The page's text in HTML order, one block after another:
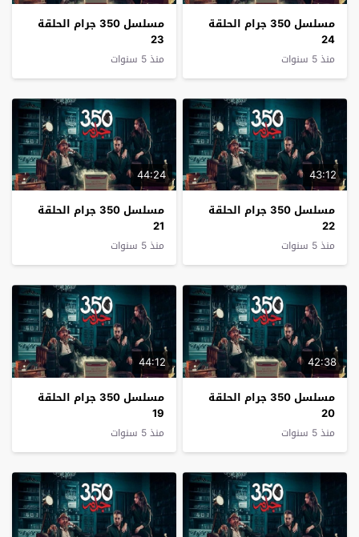
مسلسل 350 جرام الحلقة
24
منذ 5 سنوات
مسلسل 350 جرام الحلقة
23
منذ 5 سنوات
43:12
مسلسل 350 جرام الحلقة
22
منذ 5 سنوات
44:24
مسلسل 350 جرام الحلقة
21
منذ 5 سنوات
42:38
مسلسل 350 جرام الحلقة
20
منذ 5 سنوات
44:12
مسلسل 350 جرام الحلقة
19
منذ 5 سنوات